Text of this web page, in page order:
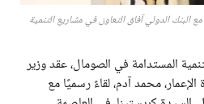
البنك الدولي آفاق التعاون في مشاريع التنمية
المستدامة في الصومال، عقد وزير
الإعمار، محمد آدم، لقاءً رسميًا مع